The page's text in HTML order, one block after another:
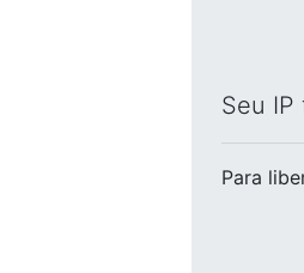
Seu
Para